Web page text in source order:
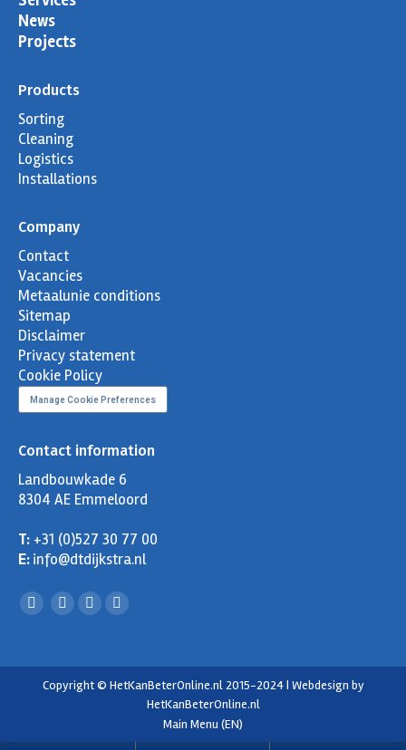
News
Projects
Products
Sorting
Cleaning
Logistics
Installations
Company
Contact
Vacancies
Metaalunie conditions
Sitemap
Disclaimer
Privacy statement
Cookie Policy
Manage Cookie Preferences
Contact information
Landbouwkade 6
8304 AE Emmeloord
T: +31 (0)527 30 77 00
E:info@dtdijkstra.nl
Facebook
Linkedin
in
X
in
YouTube
in
window
Copyright © HetKanBeterOnline.nl 2015-2024 | Webdesign by
HetKanBeterOnline.nl
Main Menu (EN)